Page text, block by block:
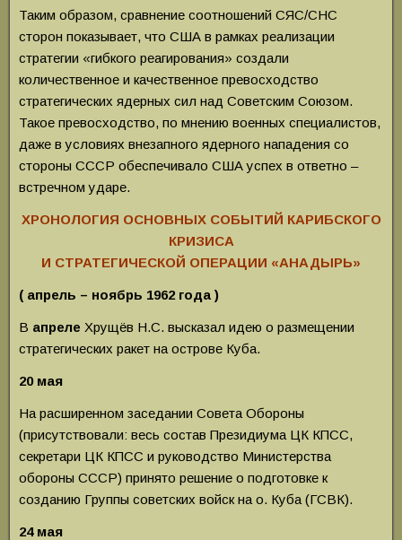
Таким образом, сравнение соотношений СЯС/CНС
сторон показывает, что США в рамках реализации
стратегии «гибкого реагирования» создали
количественное и качественное превосходство
стратегических ядерных сил над Советским Союзом.
Такое превосходство, по мнению военных специалистов,
даже в условиях внезапного ядерного нападения со
стороны СССР обеспечивало США успех в ответно –
встречном ударе.
ХРОНОЛОГИЯ ОСНОВНЫХ СОБЫТИЙ КАРИБСКОГО
КРИЗИСА
И СТРАТЕГИЧЕСКОЙ ОПЕРАЦИИ «АНАДЫРЬ»
( апрель – ноябрь 1962 года )
В апреле Хрущёв Н.С. высказал идею о размещении
стратегических ракет на острове Куба.
20 мая
На расширенном заседании Совета Обороны
(присутствовали: весь состав Президиума ЦК КПСС,
секретари ЦК КПСС и руководство Министерства
обороны СССР) принято решение о подготовке к
созданию Группы советских войск на о. Куба (ГСВК).
24 мая